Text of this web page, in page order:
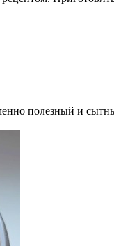
полезный и